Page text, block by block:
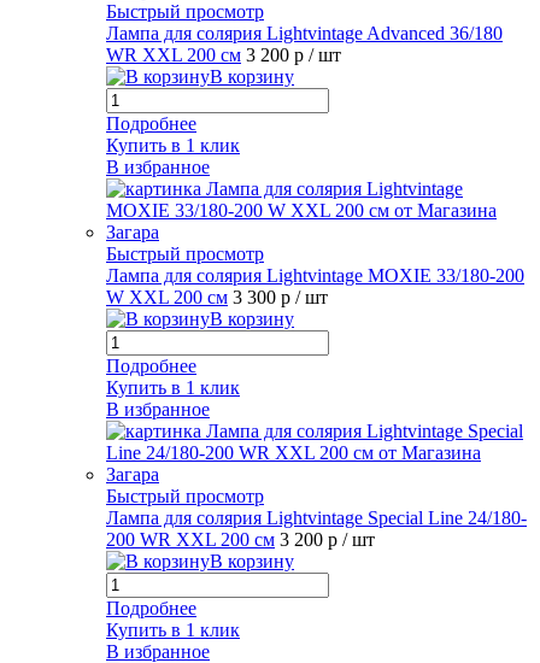
Быстрый просмотр
Лампа для солярия Lightvintage Advanced 36/180
WR XXL 200 см 3 200 р / шт
В корзину
Подробнее
Купить в 1 клик
В избранное
Быстрый просмотр
Лампа для солярия Lightvintage MOXIE 33/180-200
W XXL 200 см 3 300 р / шт
В корзину
Подробнее
Купить в 1 клик
В избранное
Быстрый просмотр
Лампа для солярия Lightvintage Special Line 24/180-
200 WR XXL 200 см 3 200 р / шт
В корзину
Подробнее
Купить в 1 клик
В избранное